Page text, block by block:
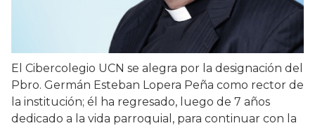
El Cibercolegio UCN se alegra por la designación del
Pbro. Germán Esteban Lopera Peña como rector de
la institución; él ha regresado, luego de 7 años
dedicado a la vida parroquial, para continuar con la